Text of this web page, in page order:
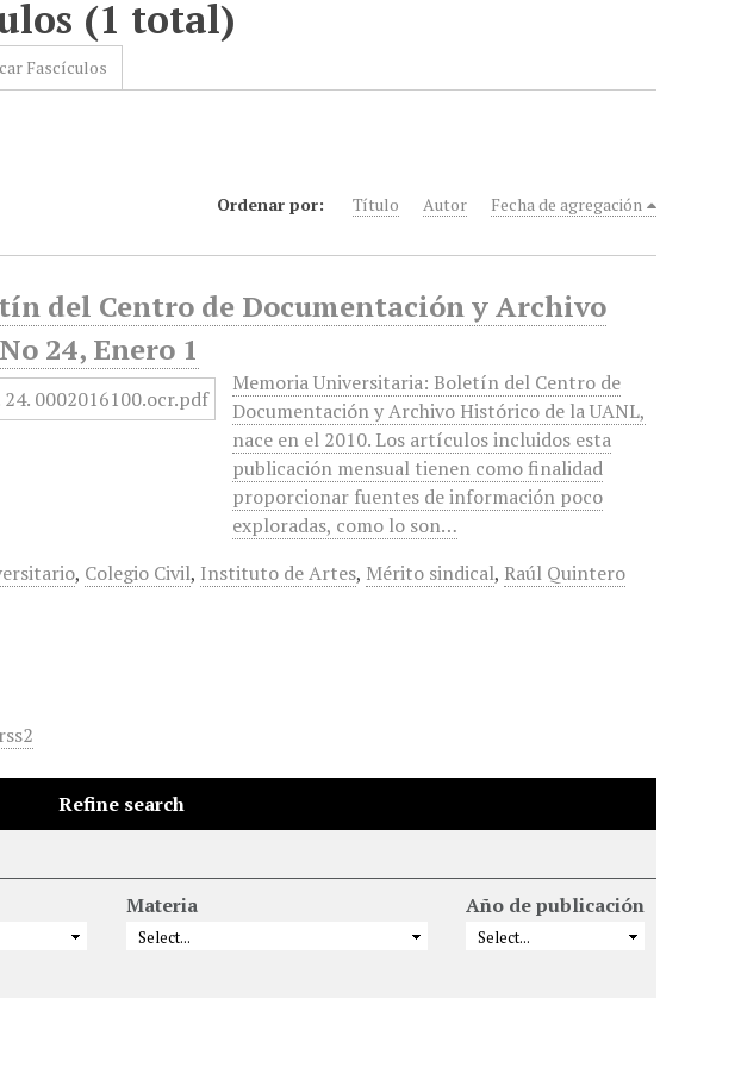
(1 total)
Fascículos
Ordenar por: Título Autor Fecha de agregación
del Centro de Documentación y Archivo
24, Enero 1
Memoria Universitaria: Boletín del Centro de
Documentación y Archivo Histórico de la UANL,
nace en el 2010. Los artículos incluidos esta
publicación mensual tienen como finalidad
proporcionar fuentes de información poco
exploradas, como lo son…
, Colegio Civil, Instituto de Artes, Mérito sindical, Raúl Quintero
rss2
Refine search
Materia Año de publicación